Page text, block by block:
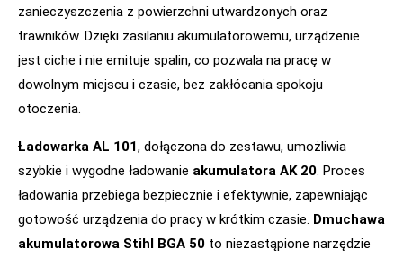
zanieczyszczenia z powierzchni utwardzonych oraz
trawników. Dzięki zasilaniu akumulatorowemu, urządzenie
jest ciche i nie emituje spalin, co pozwala na pracę w
dowolnym miejscu i czasie, bez zakłócania spokoju
otoczenia.
Ładowarka AL 101, dołączona do zestawu, umożliwia
szybkie i wygodne ładowanie akumulatora AK 20. Proces
ładowania przebiega bezpiecznie i efektywnie, zapewniając
gotowość urządzenia do pracy w krótkim czasie. Dmuchawa
akumulatorowa Stihl BGA 50 to niezastąpione narzędzie